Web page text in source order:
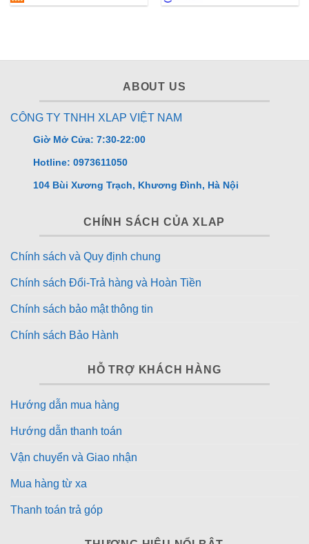
ABOUT US
CÔNG TY TNHH XLAP VIỆT NAM
Giờ Mở Cửa: 7:30-22:00
Hotline: 0973611050
104 Bùi Xương Trạch, Khương Đình, Hà Nội
CHÍNH SÁCH CỦA XLAP
Chính sách và Quy định chung
Chính sách Đổi-Trả hàng và Hoàn Tiền
Chính sách bảo mật thông tin
Chính sách Bảo Hành
HỖ TRỢ KHÁCH HÀNG
Hướng dẫn mua hàng
Hướng dẫn thanh toán
Vận chuyển và Giao nhận
Mua hàng từ xa
Thanh toán trả góp